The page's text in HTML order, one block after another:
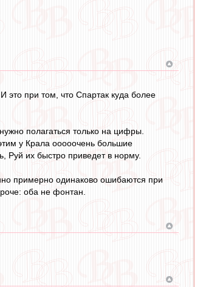
это при том, что Спартак куда более
полагаться только на цифры.
у Крала ооооочень большие
Руй их быстро приведет в норму.
примерно одинаково ошибаются при
оба не фонтан.